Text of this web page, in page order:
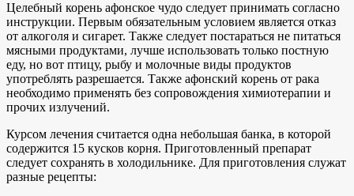
Целебный корень афонское чудо следует принимать согласно
инструкции. Первым обязательным условием является отказ
от алкоголя и сигарет. Также следует постараться не питаться
мясными продуктами, лучше использовать только постную
еду, но вот птицу, рыбу и молочные виды продуктов
употреблять разрешается. Также афонский корень от рака
необходимо применять без сопровождения химиотерапии и
прочих излучений.
Курсом лечения считается одна небольшая банка, в которой
содержится 15 кусков корня. Приготовленный препарат
следует сохранять в холодильнике. Для приготовления служат
разные рецепты: